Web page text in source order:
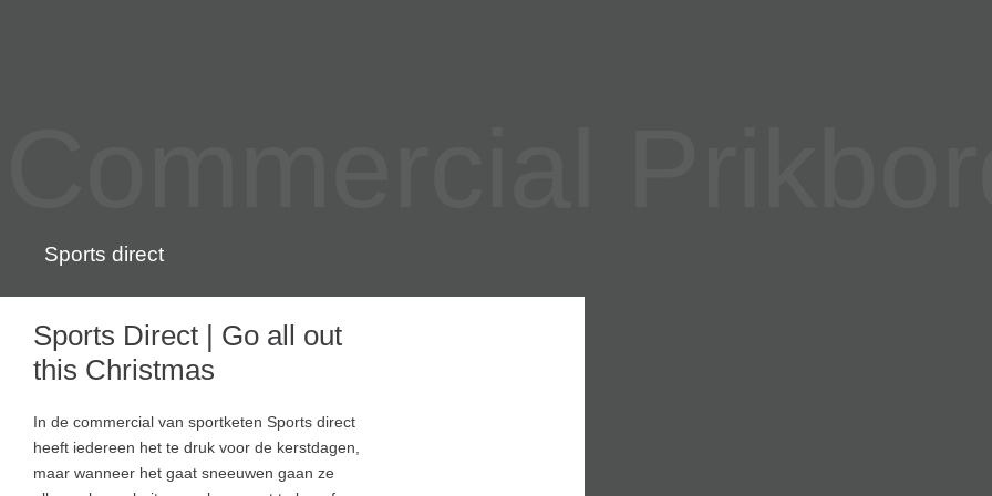
Sports direct
Sports Direct | Go all out
this Christmas
In de commercial van sportketen Sports direct
heeft iedereen het te druk voor de kerstdagen,
maar wanneer het gaat sneeuwen gaan ze